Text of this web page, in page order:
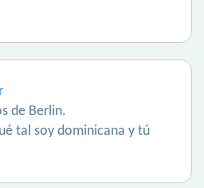
de Berlin.
tal soy dominicana y tú